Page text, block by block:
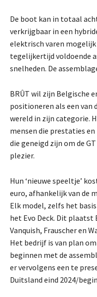
De boot kan in totaal
verkrijgbaar in een
elektrisch varen
tegelijkertijd voldoende
snelheden. De
BRÛT wil zijn Belgische
positioneren als een van
wereld in zijn categorie.
mensen die prestaties
die geneigd zijn om de
plezier.
Hun ‘nieuwe speeltje’
euro, afhankelijk van de
Elk model, zelfs het
het Evo Deck. Dit plaatst
Vanquish, Frauscher en
Het bedrijf is van plan
beginnen met de
er vervolgens een te
Duitsland eind 2024/